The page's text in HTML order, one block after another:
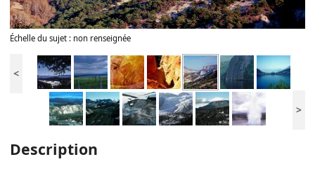
Échelle du sujet : non renseignée
<
>
Description